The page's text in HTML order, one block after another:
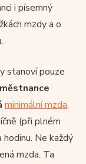
i písemný
mzdy a o
stanoví pouze
minimální mzda,
(při plném
Ne každý
mzda. Ta